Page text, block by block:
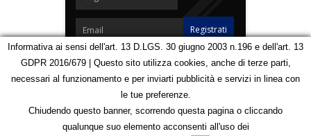
Homepage Notizie Speciali Eventi Foto Carnevale
Partners
Contatti
Mappa
Informativa ai sensi dell'art. 13 D.LGS. 30 giugno 2003 n.196 e dell'art. 13
GDPR 2016/679 | Questo sito utilizza cookies, anche di terze parti,
necessari al funzionamento e per inviarti pubblicità e servizi in linea con
le tue preferenze.
Chiudendo questo banner, scorrendo questa pagina o cliccando
qualunque suo elemento acconsenti all'uso dei